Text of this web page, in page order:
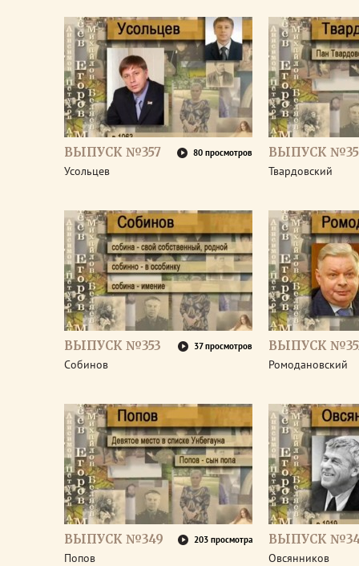
ВЫПУСК №357 80 просмотров
Усольцев
ВЫПУСК
Твардовский
ВЫПУСК №353 37 просмотров
Собинов
ВЫПУСК
Ромодановский
ВЫПУСК №349 203 просмотра
Попов
ВЫПУСК
Овсянников